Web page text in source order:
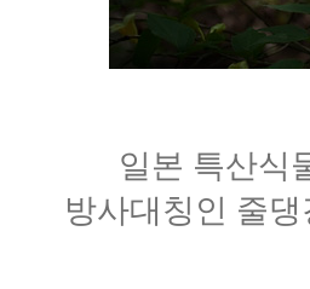
일본 특산식
방사대칭인 줄